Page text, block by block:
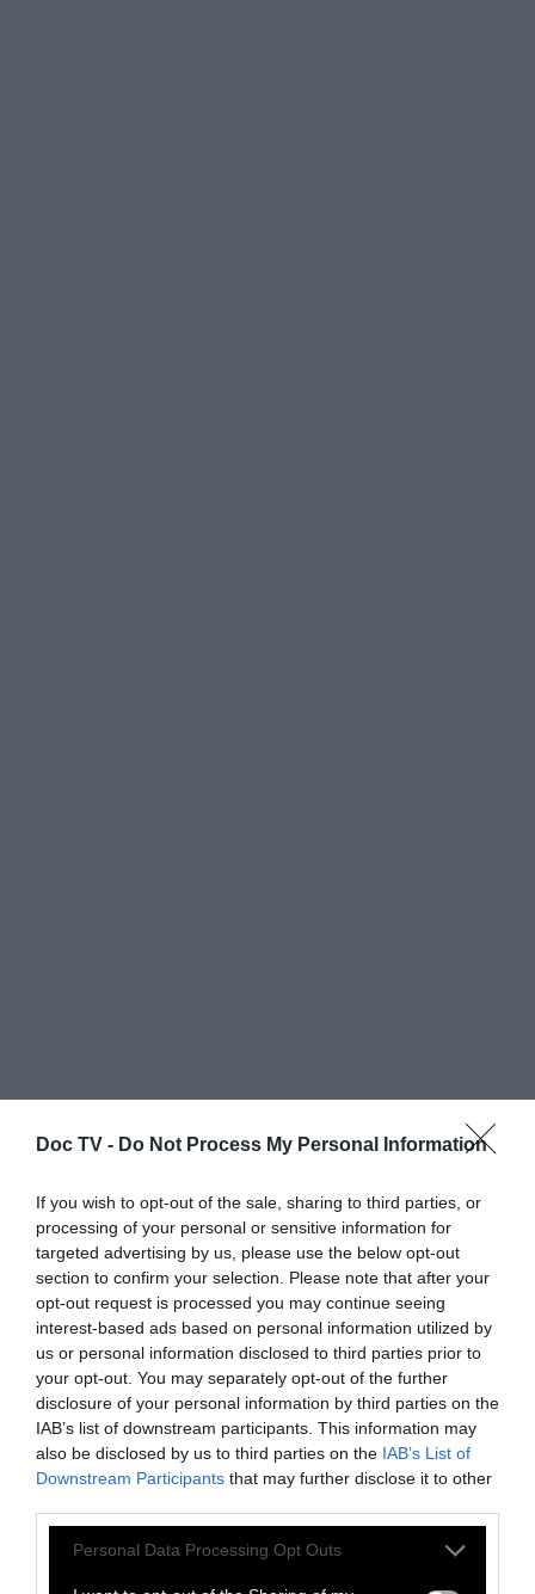
Doc TV - Do Not Process My Personal Information
If you wish to opt-out of the sale, sharing to third parties, or
processing of your personal or sensitive information for
targeted advertising by us, please use the below opt-out
section to confirm your selection. Please note that after your
opt-out request is processed you may continue seeing
interest-based ads based on personal information utilized by
us or personal information disclosed to third parties prior to
your opt-out. You may separately opt-out of the further
disclosure of your personal information by third parties on the
IAB’s list of downstream participants. This information may
also be disclosed by us to third parties on the IAB’s List of
Downstream Participants that may further disclose it to other
Personal Data Processing Opt Outs
Το ντεμπούτο της Σελίν Σαλέτ είναι η
κινηματογραφική βιογραφία της Νίκι ντε
Σεν Φαλ, μίας πολυσχιδούς καλλιτέχνη,
που αφορά τα γεγονότα της ζωής της
ανάμεσα στην δεκαετία του '50 και του '60
Όσο και αν η καλλιτέχνης προσπαθεί να
ξεφύγει από τις ιδιαίτερα τραυματικές
εμπειρίες της παιδικής της ηλικίας, είναι
τελικά αυτές που χαρακτηρίζουν τόσο την